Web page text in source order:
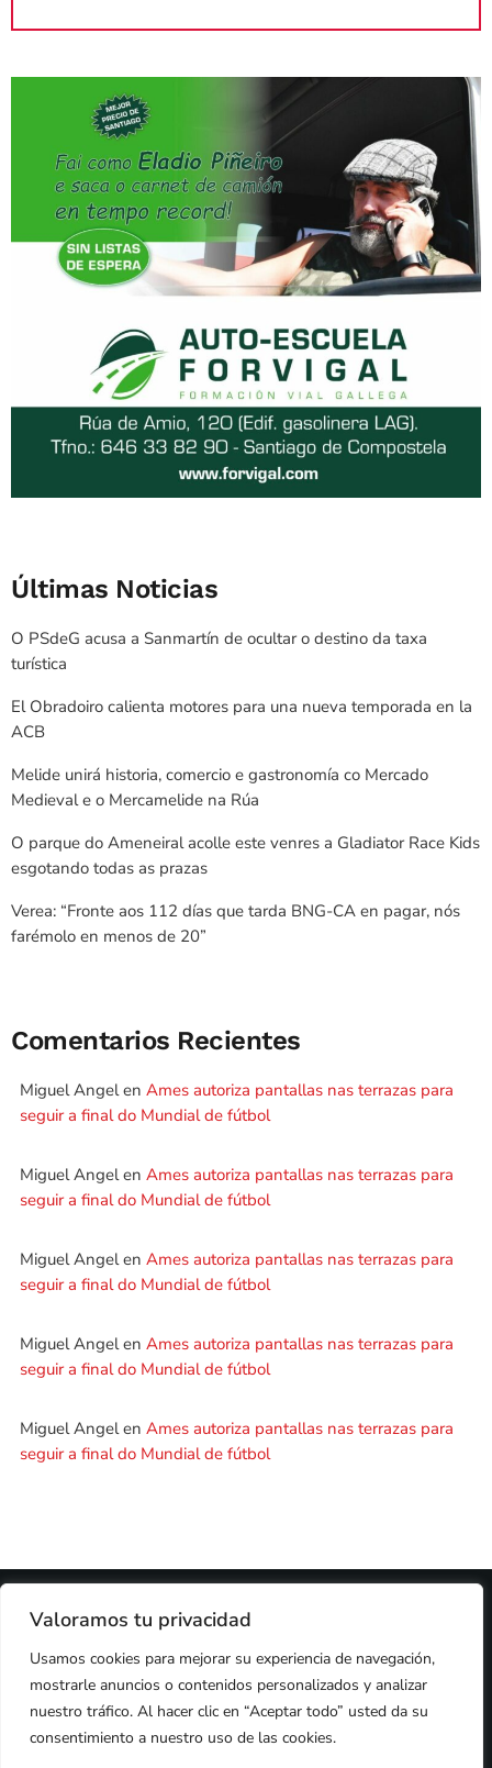
Valoramos tu privacidad
Usamos cookies para mejorar su experiencia de navegación,
mostrarle anuncios o contenidos personalizados y analizar
nuestro tráfico. Al hacer clic en “Aceptar todo” usted da su
consentimiento a nuestro uso de las cookies.
Últimas Noticias
O PSdeG acusa a Sanmartín de ocultar o destino da taxa
turística
El Obradoiro calienta motores para una nueva temporada en la
ACB
Melide unirá historia, comercio e gastronomía co Mercado
Medieval e o Mercamelide na Rúa
O parque do Ameneiral acolle este venres a Gladiator Race Kids
esgotando todas as prazas
Verea: “Fronte aos 112 días que tarda BNG-CA en pagar, nós
farémolo en menos de 20”
Comentarios Recientes
Miguel Angelen Ames autoriza pantallas nas terrazas para
seguir a final do Mundial de fútbol
Miguel Angelen Ames autoriza pantallas nas terrazas para
seguir a final do Mundial de fútbol
Miguel Angelen Ames autoriza pantallas nas terrazas para
seguir a final do Mundial de fútbol
Miguel Angelen Ames autoriza pantallas nas terrazas para
seguir a final do Mundial de fútbol
Miguel Angelen Ames autoriza pantallas nas terrazas para
seguir a final do Mundial de fútbol
2024 © PROPIEDAD DE DEZASETE MEDIA SL
COOKIES
AVISO LEGAL
PUBLICIDAD
CONTACTO